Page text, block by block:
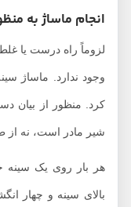
انجام ماساژ به منظور
لزوماً راه درست یا غلطی
وجود ندارد. ماساژ سینه
کرد. منظور از بیان دست
شیر مادر است، نه از
هر بار روی یک سینه
بالای سینه و چهار انگشت